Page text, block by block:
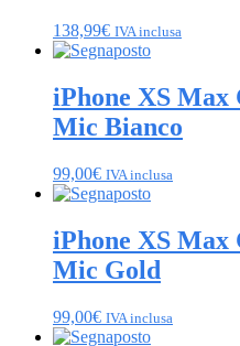
138,99€ IVA inclusa
iPhone XS Max
Mic Bianco
99,00€ IVA inclusa
iPhone XS Max
Mic Gold
99,00€ IVA inclusa